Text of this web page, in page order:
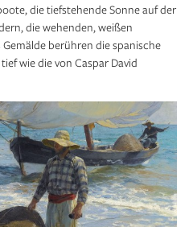
die tiefstehende Sonne auf der
die wehenden, weißen
berühren die spanische
wie die von Caspar David